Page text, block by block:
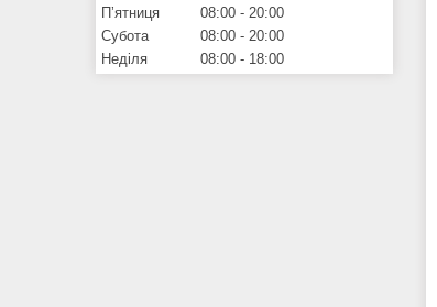
Пʼятниця
08:00
20:00
Субота
08:00
20:00
Неділя
08:00 18:00